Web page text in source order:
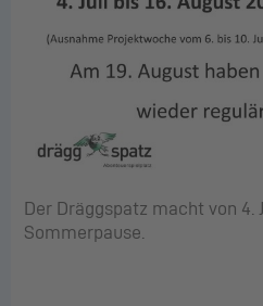
Der Dräggspatz macht von 4.
Sommerpause.